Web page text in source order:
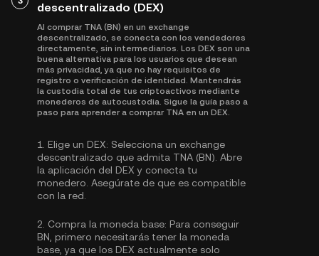
descentralizado (DEX)
Al comprar TNA (BN) en un exchange
descentralizado, se conecta con los vendedores
directamente, sin intermediarios. Los DEX son una
buena alternativa para los usuarios que desean
más privacidad, ya que no hay requisitos de
registro o verificación de identidad. Mantendrás
la custodia total de tus criptoactivos mediante
monederos de autocustodia. Sigue la guía paso a
paso para aprender a comprar TNA en un DEX.
1. Elige un DEX: Selecciona un exchange
descentralizado que admita TNA (BN). Abre
la aplicación del DEX y conecta tu
monedero. Asegúrate de que es compatible
con la red.
2. Compra la moneda base: Para conseguir
BN, primero necesitarás tener la moneda
base, ya que los DEX actualmente solo